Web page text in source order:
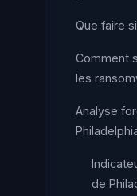
Que faire
Comment
les
Analyse
de